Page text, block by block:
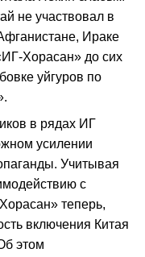
не участвовал в
Ираке
Хорасан» до сих
уйгуров по
в рядах ИГ
усилении
Учитывая
с
теперь,
включения Китая
этом